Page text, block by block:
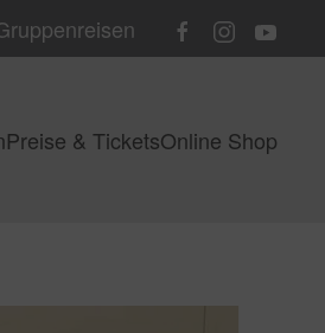
Preise & TicketsOnline Shop